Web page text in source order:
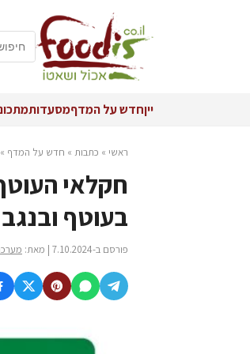
ייןחדש על המדףמסעדות
ראשי » כתבות » חדש על המדף »
חקלאי
בעוטף
פורסם ב-7.10.2024 | מאת: